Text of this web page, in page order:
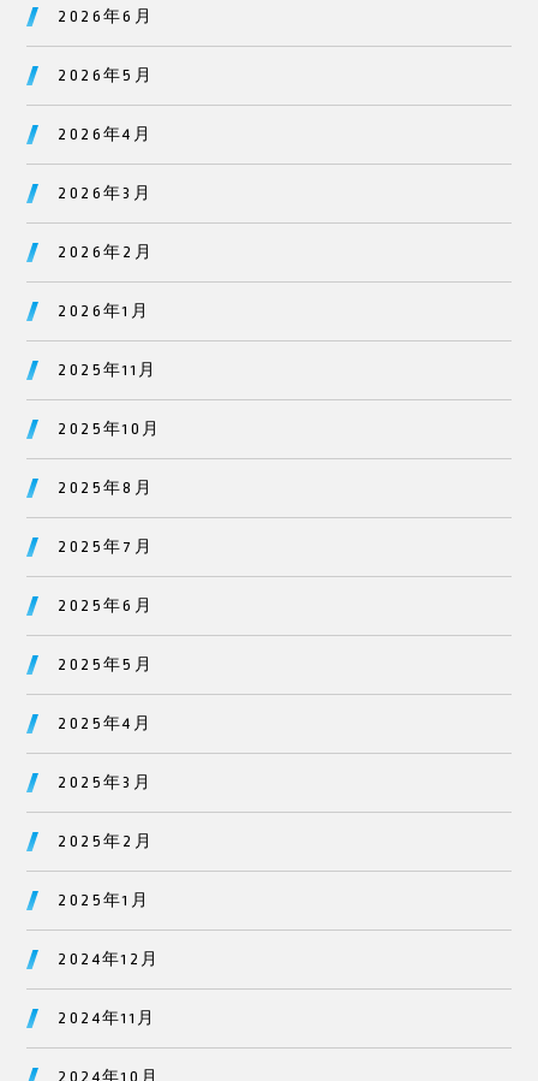
2026年6月
2026年5月
2026年4月
2026年3月
2026年2月
2026年1月
2025年11月
2025年10月
2025年8月
2025年7月
2025年6月
2025年5月
2025年4月
2025年3月
2025年2月
2025年1月
2024年12月
2024年11月
2024年10月